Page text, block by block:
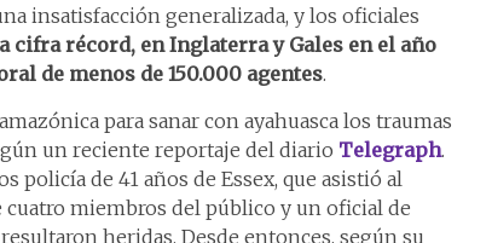
insatisfacción generalizada, y los oficiales
cifra récord, en Inglaterra y Gales en el año
de menos de 150.000 agentes.
para sanar con ayahuasca los traumas
un reciente reportaje del diario Telegraph.
policía de 41 años de Essex, que asistió al
cuatro miembros del público y un oficial de
heridas. Desde entonces, según su